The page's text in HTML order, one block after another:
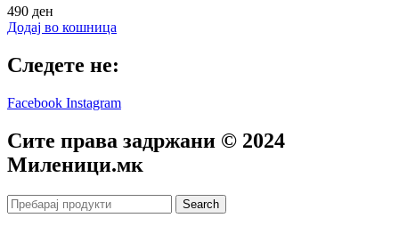
490 ден
Додај во кошница
Следете не:
Facebook Instagram
Сите права задржани © 2024
Mиленици.мк
Search